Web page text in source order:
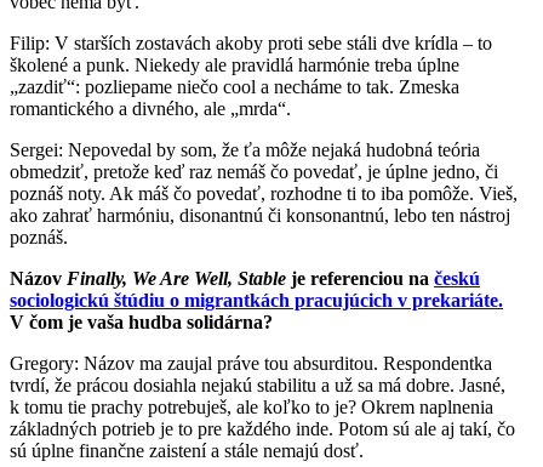
Filip: V starších zostavách akoby proti sebe stáli dve krídla – to
školené a punk. Niekedy ale pravidlá harmónie treba úplne
„zazdiť“: pozliepame niečo cool a necháme to tak. Zmeska
romantického a divného, ale „mrda“.
Sergei: Nepovedal by som, že ťa môže nejaká hudobná teória
obmedziť, pretože keď raz nemáš čo povedať, je úplne jedno, či
poznáš noty. Ak máš čo povedať, rozhodne ti to iba pomôže. Vieš,
ako zahrať harmóniu, disonantnú či konsonantnú, lebo ten nástroj
poznáš.
Názov Finally, We Are Well, Stable je referenciou na českú
sociologickú štúdiu o migrantkách pracujúcich v prekariáte.
V čom je vaša hudba solidárna?
Gregory: Názov ma zaujal práve tou absurditou. Respondentka
tvrdí, že prácou dosiahla nejakú stabilitu a už sa má dobre. Jasné,
k tomu tie prachy potrebuješ, ale koľko to je? Okrem naplnenia
základných potrieb je to pre každého inde. Potom sú ale aj takí, čo
sú úplne finančne zaistení a stále nemajú dosť.